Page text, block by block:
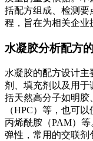
括配方组成、检测要
程，旨在为相关企业
水凝胶分析配方
水凝胶的配方设计
剂、填充剂以及用于
括天然高分子如明胶
（HPC）等，也可
丙烯酰胺（PAM）
弹性，常用的交联剂